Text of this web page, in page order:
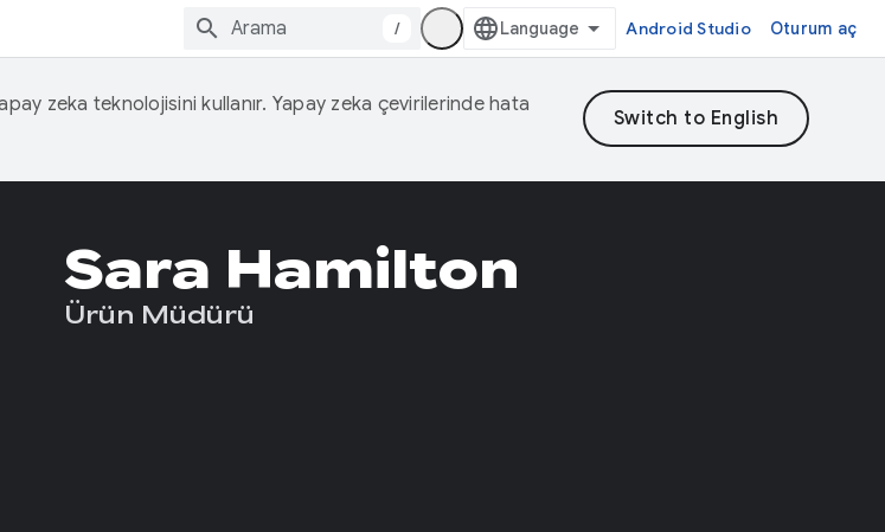
/ Android Studio Oturum aç
zeka teknolojisini kullanır. Yapay zeka çevirilerinde hata
Sara Hamilton
Ürün Müdürü